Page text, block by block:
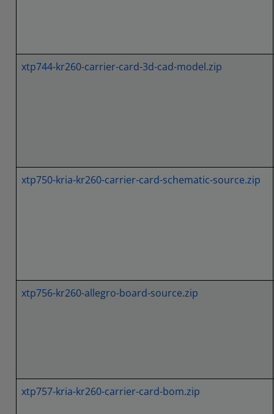
xtp744-kr260-carrier-card-3d-cad-model.zip
xtp750-kria-kr260-carrier-card-schematic-source.zip
xtp756-kr260-allegro-board-source.zip
xtp757-kria-kr260-carrier-card-bom.zip